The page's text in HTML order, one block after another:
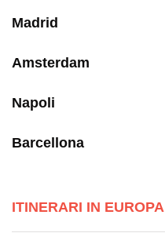
Madrid
Amsterdam
Napoli
Barcellona
ITINERARI IN EUROPA